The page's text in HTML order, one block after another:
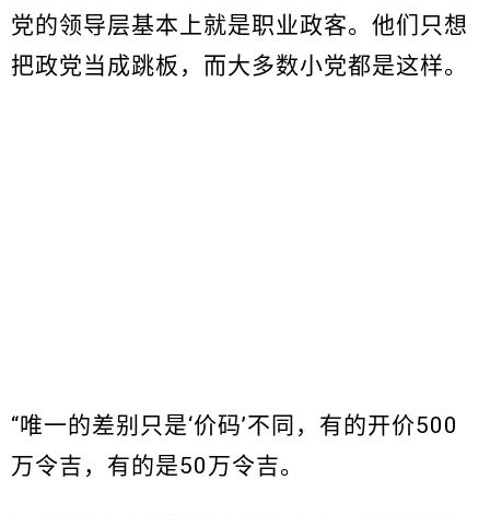
党的领导层基本上就是职业政客。他们只想
把政党当成跳板，而大多数小党都是这样。
“唯一的差别只是‘价码’不同，有的开价500
万令吉，有的是50万令吉。